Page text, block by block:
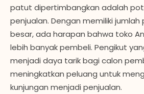
patut dipertimbangkan adalah
penjualan. Dengan memiliki jumlah
besar, ada harapan bahwa toko
lebih banyak pembeli. Pengikut
menjadi daya tarik bagi calon
meningkatkan peluang untuk
kunjungan menjadi penjualan.